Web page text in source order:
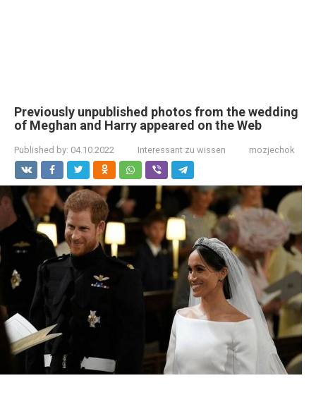
Previously unpublished photos from the wedding
of Meghan and Harry appeared on the Web
Published by: 04.10.2022 Interessant zu wissen mozjechok